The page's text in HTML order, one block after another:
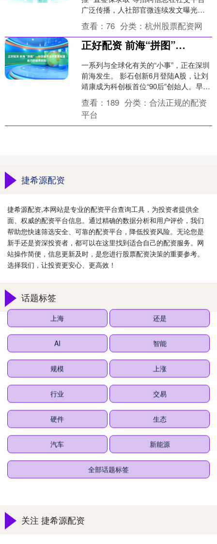
广泛传播，人社部官微连续发文曝光这
类求职陷阱，提醒广大求职者保持警
惕。 5日，人社部就....
查看：76 分类：杭州股票配资网
正好配资 前海“拼图”：中国城市全球要素配置能力的破界时刻
一系列与全球化有关的“小事”，正在深圳
前海发生。 影石创新6月登陆A股，让刘
靖康成为科创板首位“90后”创始人。早在
4月，这家公司就曾出圈，“纽约市民抢购
深圳相....
查看： 189 分类：合法正规的配资
平台
捷希源配资
捷希源配资,本网站是专业的配资平台查询工具，为投资者提供全
面、权威的配资平台信息。通过精确的数据分析和用户评价，我们
帮助您快速筛选安全、可靠的配资平台，降低投资风险。无论您是
新手还是资深投资者，都可以在这里找到适合自己的配资服务。网
站操作简便，信息更新及时，是您进行股票配资决策的重要参考。
选择我们，让投资更安心、更高效！
话题标签
上海 还是
AI 智能
规模 上涨
行业 交易
硬件 生态
汽车 新能源
全部话题标签
关注 捷希源配资